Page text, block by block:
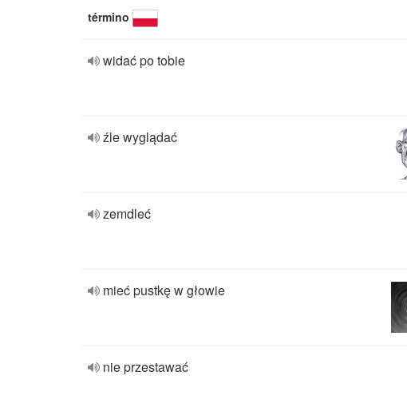
término
widać po tobie
źle wyglądać
zemdleć
mieć pustkę w głowie
nie przestawać